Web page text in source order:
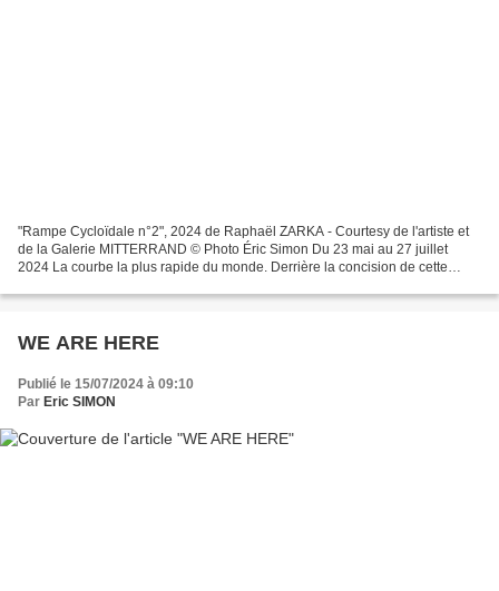
"Rampe Cycloïdale n°2", 2024 de Raphaël ZARKA - Courtesy de l'artiste et
de la Galerie MITTERRAND © Photo Éric Simon Du 23 mai au 27 juillet
2024 La courbe la plus rapide du monde. Derrière la concision de cette
WE ARE HERE
Publié le 15/07/2024 à 09:10
Par Eric SIMON